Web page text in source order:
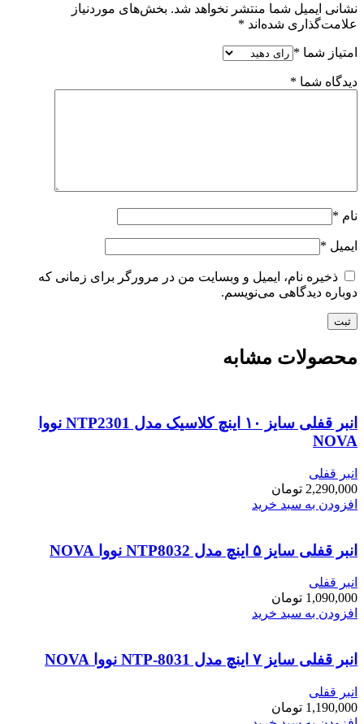
نشانی ایمیل شما منتشر نخواهد شد. بخش‌های موردنیاز
علامت‌گذاری شده‌اند *
امتیاز شما *
دیدگاه شما *
نام *
ایمیل *
ذخیره نام، ایمیل و وبسایت من در مرورگر برای زمانی که
دوباره دیدگاهی می‌نویسم.
محصولات مشابه
انبر قفلی سایز ۱۰ اینچ کلاسیک مدل NTP2301 نووا
NOVA
انبر قفلی
2,290,000 تومان
افزودن به سبد خرید
انبر قفلی سایز ۵ اینچ مدل NTP8032 نووا NOVA
انبر قفلی
1,090,000 تومان
افزودن به سبد خرید
انبر قفلی سایز ۷ اینچ مدل NTP-8031 نووا NOVA
انبر قفلی
1,190,000 تومان